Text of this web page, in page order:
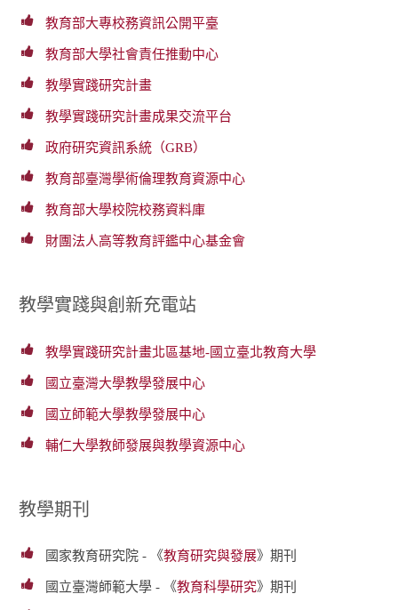
教育部大專校務資訊公開平臺
教育部大學社會責任推動中心
教學實踐研究計畫
教學實踐研究計畫成果交流平台
政府研究資訊系統（GRB）
教育部臺灣學術倫理教育資源中心
教育部大學校院校務資料庫
財團法人高等教育評鑑中心基金會
教學實踐與創新充電站
教學實踐研究計畫北區基地-國立臺北教育大學
國立臺灣大學教學發展中心
國立師範大學教學發展中心
輔仁大學教師發展與教學資源中心
教學期刊
國家教育研究院 - 《教育研究與發展》期刊
國立臺灣師範大學 - 《教育科學研究》期刊